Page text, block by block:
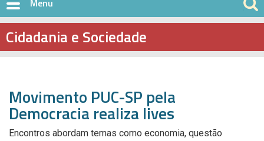
Cidadania e Sociedade
Movimento PUC-SP pela
Democracia realiza lives
Encontros abordam temas como economia, questão